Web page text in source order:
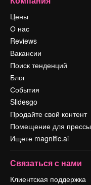
Цены
О нас
Reviews
Вакансии
Поиск тенденций
Блог
События
Slidesgo
Продайте свой контент
Помещение для прессы
Ищете magnific.ai
Связаться с нами
Клиентская поддержка